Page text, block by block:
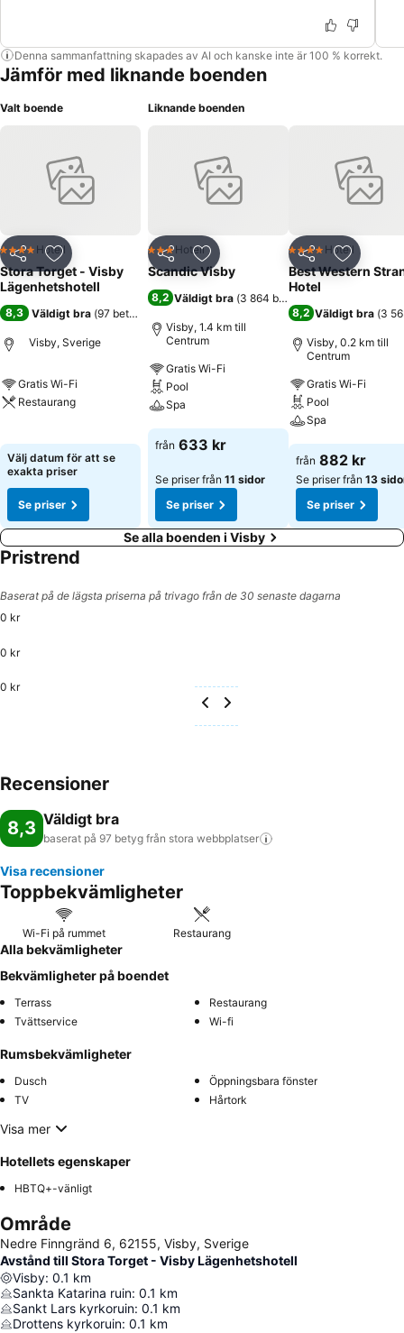
Denna sammanfattning skapades av AI och kanske inte är 100 % korrekt.
Jämför med liknande boenden
Valt boende
Dela Lägg till i Mina Favoriter
4 StjärnorHotell
Stora Torget - Visby
Lägenhetshotell
8,3 Väldigt bra (97 betyg
Visby, Sverige
Gratis Wi-Fi
Restaurang
Välj datum för att se
exakta priser
Se priser
Liknande boenden
Dela Lägg till i Mina Favoriter
3 Stjärnor
Hotell
Scandic Visby
8,2 Väldigt bra (3 864 betyg
Visby, 1.4 km till
Centrum
Gratis Wi-Fi
Pool
Spa
Se priser
från 633 kr
Se priser från 11 sidor
Se priser
Dela Lägg till
4 StjärnorHotell
Best Western
Hotel
8,2 Väldigt bra (3
Visby, 0.2 km till
Centrum
Gratis Wi-Fi
Pool
Spa
Se priser
från 882 kr
Se priser från 13
Se priser
Se alla boenden i Visby
Pristrend
Baserat på de lägsta priserna på trivago från de 30 senaste dagarna
0 kr
0 kr
0 kr
Recensioner
8,3 Väldigt bra
baserat på 97 betyg från stora webbplatser
Visa recensioner
Toppbekvämligheter
Wi-Fi på rummet Restaurang
Alla bekvämligheter
Bekvämligheter på boendet
Terrass
Restaurang
Tvättservice
Wi-fi
Rumsbekvämligheter
Dusch
Öppningsbara fönster
TV
Hårtork
Visa mer
Hotellets egenskaper
HBTQ+-vänligt
Område
Nedre Finngränd 6, 62155, Visby, Sverige
Avstånd till Stora Torget - Visby Lägenhetshotell
Visby: 0.1 km
Sankta Katarina ruin: 0.1 km
Sankt Lars kyrkoruin: 0.1 km
Drottens kyrkoruin: 0.1 km